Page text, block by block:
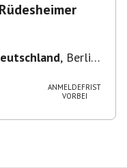
, Berlin-
ANMELDEFRIST
VORBEI